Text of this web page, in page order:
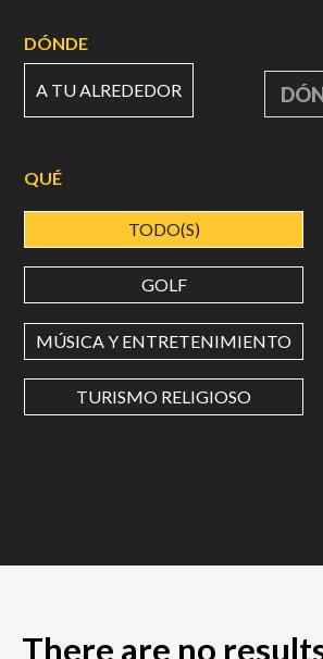
DÓNDE
A TU ALREDEDOR DÓNDE
QUÉ
TODO(S)
GOLF
MÚSICA Y ENTRETENIMIENTO
TURISMO RELIGIOSO
There are no